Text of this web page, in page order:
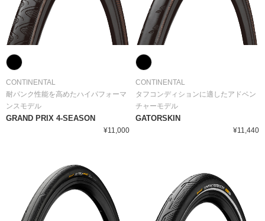
CONTINENTAL
耐パンク性能を高めたハイパフォーマ
ンスモデル
GRAND PRIX 4-SEASON
¥11,000
CONTINENTAL
タフコンディションに適したアドベン
チャーモデル
GATORSKIN
¥11,440